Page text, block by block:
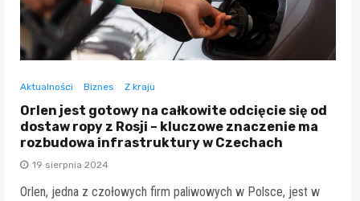
Aktualności Biznes Z kraju
Orlen jest gotowy na całkowite odcięcie się od
dostaw ropy z Rosji – kluczowe znaczenie ma
rozbudowa infrastruktury w Czechach
19 sierpnia 2024
Orlen, jedna z czołowych firm paliwowych w Polsce, jest w